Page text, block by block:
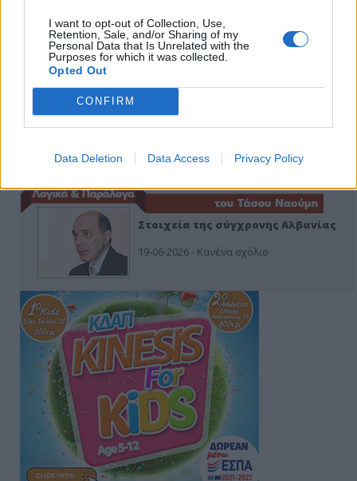
I want to opt-out of Collection, Use,
Retention, Sale, and/or Sharing of my
Personal Data that Is Unrelated with the
Purposes for which it was collected.
Opted Out
CONFIRM
Data Deletion Data Access Privacy Policy
24-07-2026 - Κανένα σχόλιο
Στοιχεία της σύγχρονης Αλβανίας
19-06-2026 - Κανένα σχόλιο